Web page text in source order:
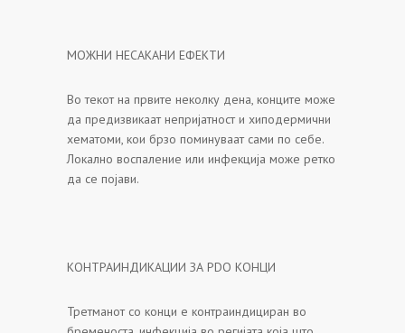
МОЖНИ НЕСАКАНИ ЕФЕКТИ
Во текот на првите неколку дена, конците може
да предизвикаат непријатност и хиподермични
хематоми, кои брзо поминуваат сами по себе.
Локално воспаление или инфекција може ретко
да се појави.
КОНТРАИНДИКАЦИИ ЗА PDO КОНЦИ
Третманот со конци е контраиндициран во